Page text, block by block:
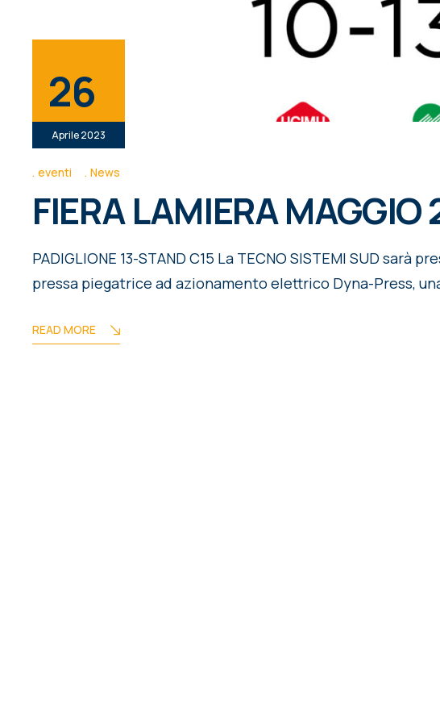
26
Aprile 2023
eventi News
FIERA LAMIERA MAGGIO
PADIGLIONE 13-STAND C15 La TECNO SISTEMI SUD
pressa piegatrice ad azionamento elettrico Dyna-Press,
READ MORE